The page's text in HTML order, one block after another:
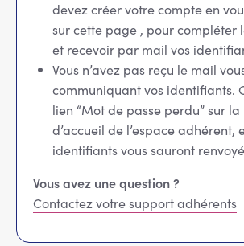
devez créer votre compte en
sur cette page , pour compléter
et recevoir par mail vos
Vous n’avez pas reçu le mail
communiquant vos identifiants.
lien “Mot de passe perdu” sur
d’accueil de l’espace adhérent,
identifiants vous sauront
Vous avez une question ?
Contactez votre support adhérents